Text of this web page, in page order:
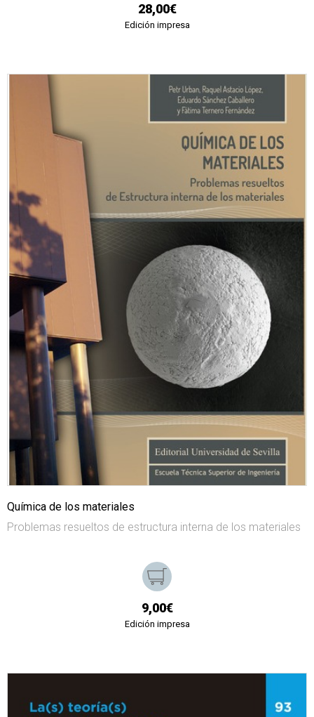
28,00€
Edición impresa
Química de los materiales
Problemas resueltos de estructura interna de los materiales
9,00€
Edición impresa